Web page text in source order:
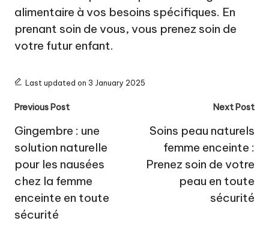
alimentaire à vos besoins spécifiques. En
prenant soin de vous, vous prenez soin de
votre futur enfant.
Last updated on 3 January 2025
Post
navigation
Previous Post
Gingembre : une
solution naturelle
pour les nausées
chez la femme
enceinte en toute
sécurité
Next Post
Soins peau naturels
femme enceinte :
Prenez soin de votre
peau en toute
sécurité